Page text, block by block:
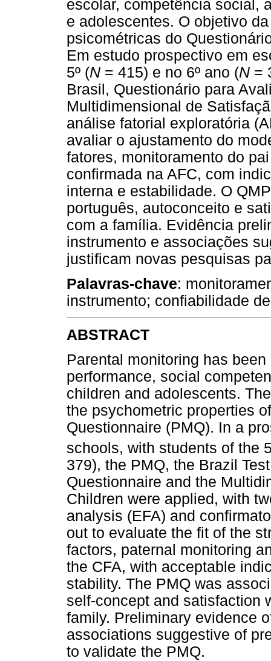
escolar, competência social,
e adolescentes. O objetivo
psicométricas do
Em estudo prospectivo em
5º (N = 415) e no 6º ano (N =
Brasil, Questionário para
Multidimensional de
análise fatorial exploratória
avaliar o ajustamento do
fatores, monitoramento do
confirmada na AFC, com
interna e estabilidade. O
português, autoconceito e
com a família. Evidência
instrumento e associações
justificam novas pesquisas
Palavras-chave:
instrumento; confiabilidade
ABSTRACT
Parental monitoring has
performance, social
children and adolescents.
the psychometric properties
Questionnaire (PMQ). In a
schools, with students of the
379), the PMQ, the Brazil
Questionnaire and the
Children were applied, with
analysis (EFA) and
out to evaluate the fit of the
factors, paternal monitoring
the CFA, with acceptable
stability. The PMQ was
self-concept and satisfaction
family. Preliminary evidence
associations suggestive of
to validate the PMQ.